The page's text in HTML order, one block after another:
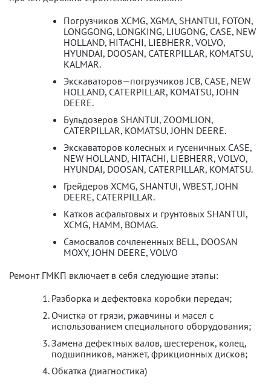
Погрузчиков XCMG, XGMA, SHANTUI, FOTON,
LONGGONG, LONGKING, LIUGONG, CASE, NEW
HOLLAND, HITACHI, LIEBHERR, VOLVO,
HYUNDAI, DOOSAN, CATERPILLAR, KOMATSU,
KALMAR.
Экскаваторов—погрузчиков JCB, CASE, NEW
HOLLAND, CATERPILLAR, KOMATSU, JOHN
DEERE.
Бульдозеров SHANTUI, ZOOMLION,
CATERPILLAR, KOMATSU, JOHN DEERE.
Экскаваторов колесных и гусеничных CASE,
NEW HOLLAND, HITACHI, LIEBHERR, VOLVO,
HYUNDAI, DOOSAN, CATERPILLAR, KOMATSU.
Грейдеров XCMG, SHANTUI, WBEST, JOHN
DEERE, CATERPILLAR.
Катков асфальтовых и грунтовых SHANTUI,
XCMG, HAMM, BOMAG.
Самосвалов сочлененных BELL, DOOSAN
MOXY, JOHN DEERE, VOLVO
Ремонт ГМКП включает в себя следующие этапы:
Разборка и дефектовка коробки передач;
Очистка от грязи, ржавчины и масел с
использованием специального оборудования;
Замена дефектных валов, шестеренок, колец,
подшипников, манжет, фрикционных дисков;
Обкатка (диагностика)